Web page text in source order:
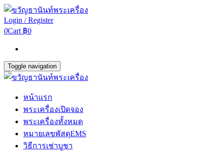
Login / Register
0Cart ฿0
Toggle navigation
หน้าแรก
พระเครื่องเปิดจอง
พระเครื่องทั้งหมด
หมายเลขพัสดุEMS
วิธีการเช่าบูชา